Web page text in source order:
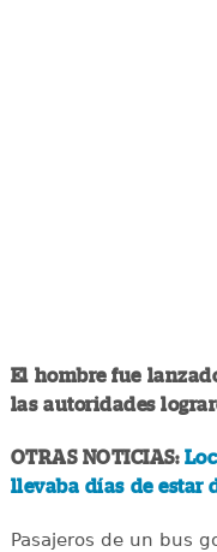
El hombre fue
las autoridades
OTRAS NOTICIAS:
llevaba días de estar
Pasajeros de un bus